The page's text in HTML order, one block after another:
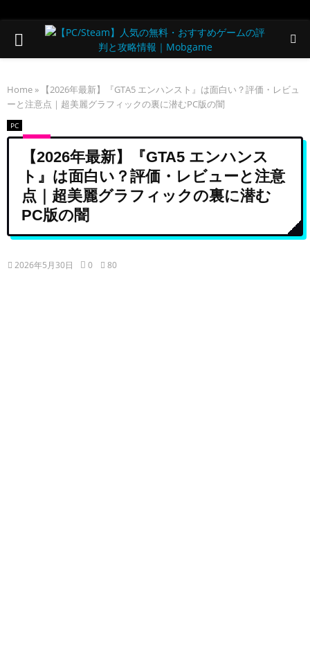
PRIMARY
Home »
【2026年最新】『GTA5 エンハンスト』は面白い？評価・レビュ
ーと注意点｜超美麗グラフィックの裏に潜むPC版の闇
PC
【2026年最新】『GTA5 エンハンス
ト』は面白い？評価・レビューと注意
点｜超美麗グラフィックの裏に潜む
PC版の闇
2026年5月30日 0 80